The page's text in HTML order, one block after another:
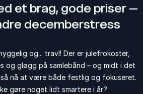
et brag, gode priser –
decemberstress
og... travl! Der er julefrokoster,
og gløgg på samlebånd – og midt i det
nå at være både festlig og fokuseret.
gøre noget lidt smartere i år?